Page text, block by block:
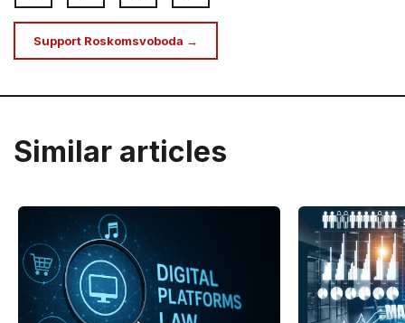
Support Roskomsvoboda →
Similar articles